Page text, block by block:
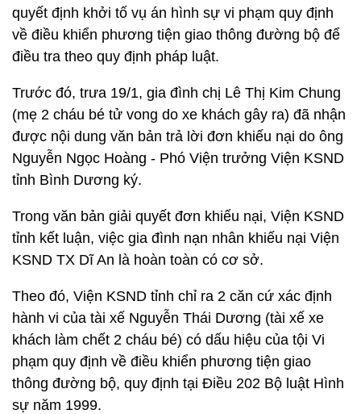
quyết định khởi tố vụ án hình sự vi phạm quy định
về điều khiển phương tiện giao thông đường bộ để
điều tra theo quy định pháp luật.
Trước đó, trưa 19/1, gia đình chị Lê Thị Kim Chung
(mẹ 2 cháu bé tử vong do xe khách gây ra) đã nhận
được nội dung văn bản trả lời đơn khiếu nại do ông
Nguyễn Ngọc Hoàng - Phó Viện trưởng Viện KSND
tỉnh Bình Dương ký.
Trong văn bản giải quyết đơn khiếu nại, Viện KSND
tỉnh kết luận, việc gia đình nạn nhân khiếu nại Viện
KSND TX Dĩ An là hoàn toàn có cơ sở.
Theo đó, Viện KSND tỉnh chỉ ra 2 căn cứ xác định
hành vi của tài xế Nguyễn Thái Dương (tài xế xe
khách làm chết 2 cháu bé) có dấu hiệu của tội Vi
phạm quy định về điều khiển phương tiện giao
thông đường bộ, quy định tại Điều 202 Bộ luật Hình
sự năm 1999.